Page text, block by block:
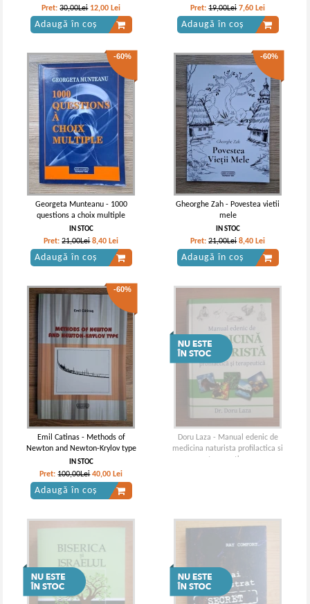
Pret:30,00Lei 12,00 Lei
Adaugă în coș
Pret:19,00Lei 7,60 Lei
Adaugă în coș
-60%
Georgeta Munteanu - 1000
questions a choix multiple
IN STOC
Pret:21,00Lei 8,40 Lei
Adaugă în coș
-60%
Gheorghe Zah - Povestea vietii
mele
IN STOC
Pret:21,00Lei 8,40 Lei
Adaugă în coș
-60%
Emil Catinas - Methods of
Newton and Newton-Krylov type
IN STOC
Pret:100,00Lei 40,00 Lei
Adaugă în coș
Doru Laza - Manual edenic de
medicina naturista profilactica si
terapeutica